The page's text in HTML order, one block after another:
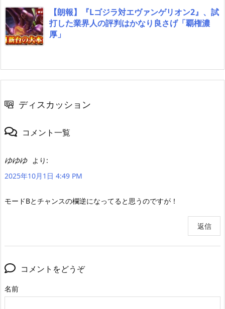
【朗報】『Lゴジラ対エヴァンゲリオン2』、試
打した業界人の評判はかなり良さげ「覇権濃
厚」
ディスカッション
コメント一覧
ゆゆゆ
より:
2025年10月1日 4:49 PM
モードBとチャンスの欄逆になってると思うのですが！
返信
コメントをどうぞ
名前